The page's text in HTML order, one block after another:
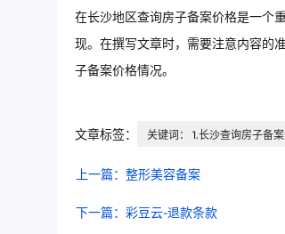
在长沙地区查询房子备案价格是一个
现。在撰写文章时，需要注意内容的
子备案价格情况。
文章标签： 关键词： 1.长沙查询房子备
上一篇：整形美容备案
下一篇：彩豆云-退款条款